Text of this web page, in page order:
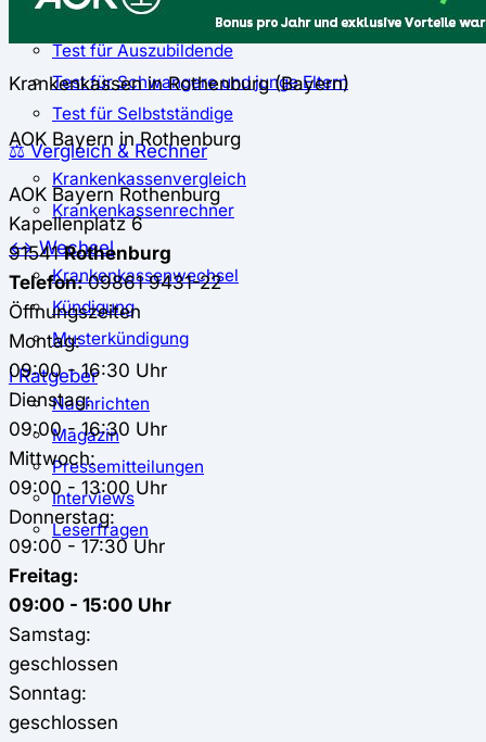
Test für Studierende
Test für Auszubildende
Test für Schwangere und junge Eltern
Test für Selbstständige
⚖️ Vergleich & Rechner
Krankenkassenvergleich
Krankenkassenrechner
↔ Wechsel
Krankenkassenwechsel
Kündigung
Musterkündigung
ℹ Ratgeber
Nachrichten
Magazin
Pressemitteilungen
Interviews
Leserfragen
Krankenkassen in Rothenburg (Bayern)
AOK Bayern in Rothenburg
AOK Bayern Rothenburg
Kapellenplatz 6
91541Rothenburg
Telefon:09861 9431-22
Öffnungszeiten
Montag:
09:00 - 16:30 Uhr
Dienstag:
09:00 - 16:30 Uhr
Mittwoch:
09:00 - 13:00 Uhr
Donnerstag:
09:00 - 17:30 Uhr
Freitag:
09:00 - 15:00 Uhr
Samstag:
geschlossen
Sonntag:
geschlossen